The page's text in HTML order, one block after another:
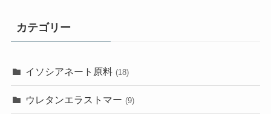
カテゴリー
イソシアネート原料 (18)
ウレタンエラストマー (9)